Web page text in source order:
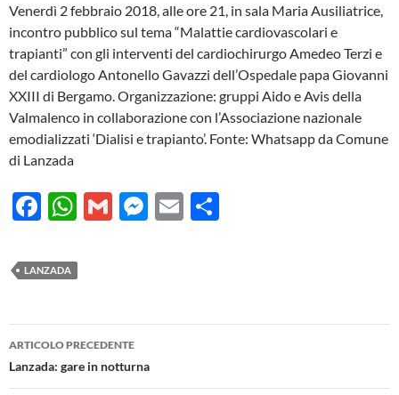
Venerdì 2 febbraio 2018, alle ore 21, in sala Maria Ausiliatrice,
incontro pubblico sul tema “Malattie cardiovascolari e
trapianti” con gli interventi del cardiochirurgo Amedeo Terzi e
del cardiologo Antonello Gavazzi dell’Ospedale papa Giovanni
XXIII di Bergamo. Organizzazione: gruppi Aido e Avis della
Valmalenco in collaborazione con l’Associazione nazionale
emodializzati ‘Dialisi e trapianto’. Fonte: Whatsapp da Comune
di Lanzada
F
e
b
o
o
k
W
at
s
A
p
p
G
M
g
E
vi
LANZADA
Navigazione
articolo
ARTICOLO PRECEDENTE
Lanzada: gare in notturna